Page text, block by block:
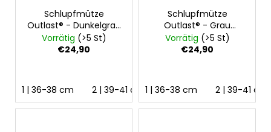
Schlupfmütze
Outlast® - Dunkelgrau
Meliert
Vorrätig (>5 St)
€24,90
1 | 36-38 cm 2 | 39-41 cm 3 | 42-44 cm
Schlupfmütze
Outlast® - Grau
meliert
Vorrätig (>5 St)
€24,90
1 | 36-38 cm 2 | 39-41 cm